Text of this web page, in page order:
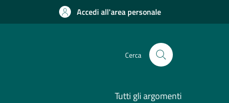
Accedi all'area personale
Cerca
Tutti gli argomenti